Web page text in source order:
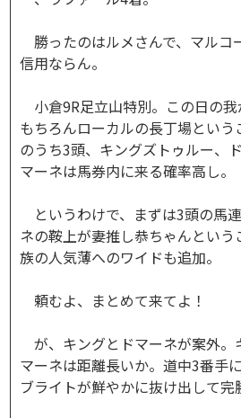
勝ったのはルメさんで、マルコ
信用ならん。
小倉9R足立山特別。この日の我
もちろんローカルの長丁場とい
のうち3頭、キングズトゥルー、
マーネは馬券内に来る確率高し。
というわけで、まずは3頭の馬
ネの鞍上が妻推し恭ちゃんとい
族の人気薄へのワイドも追加。
頼むよ、まとめて来てよ！
が、キングとドマーネが案外。
マーネは距離長いか。道中3番手
ブライトが鮮やかに抜け出して完